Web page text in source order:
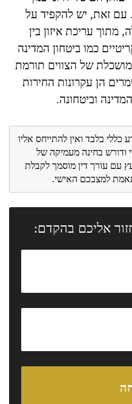
עם זאת, יש להקפיד על
מתוך עריכת איזון בין
כמו ביטחון המדינה
של הצווים תורמת
הן עקרונות החירות
וביטחונה.
כללי בלבד ואין להתייחס אליו
ודורש בחינה מעמיקה של
עם עורך דין מוסמך לקבלת
למצבכם האישי.
אליכם בהקדם: